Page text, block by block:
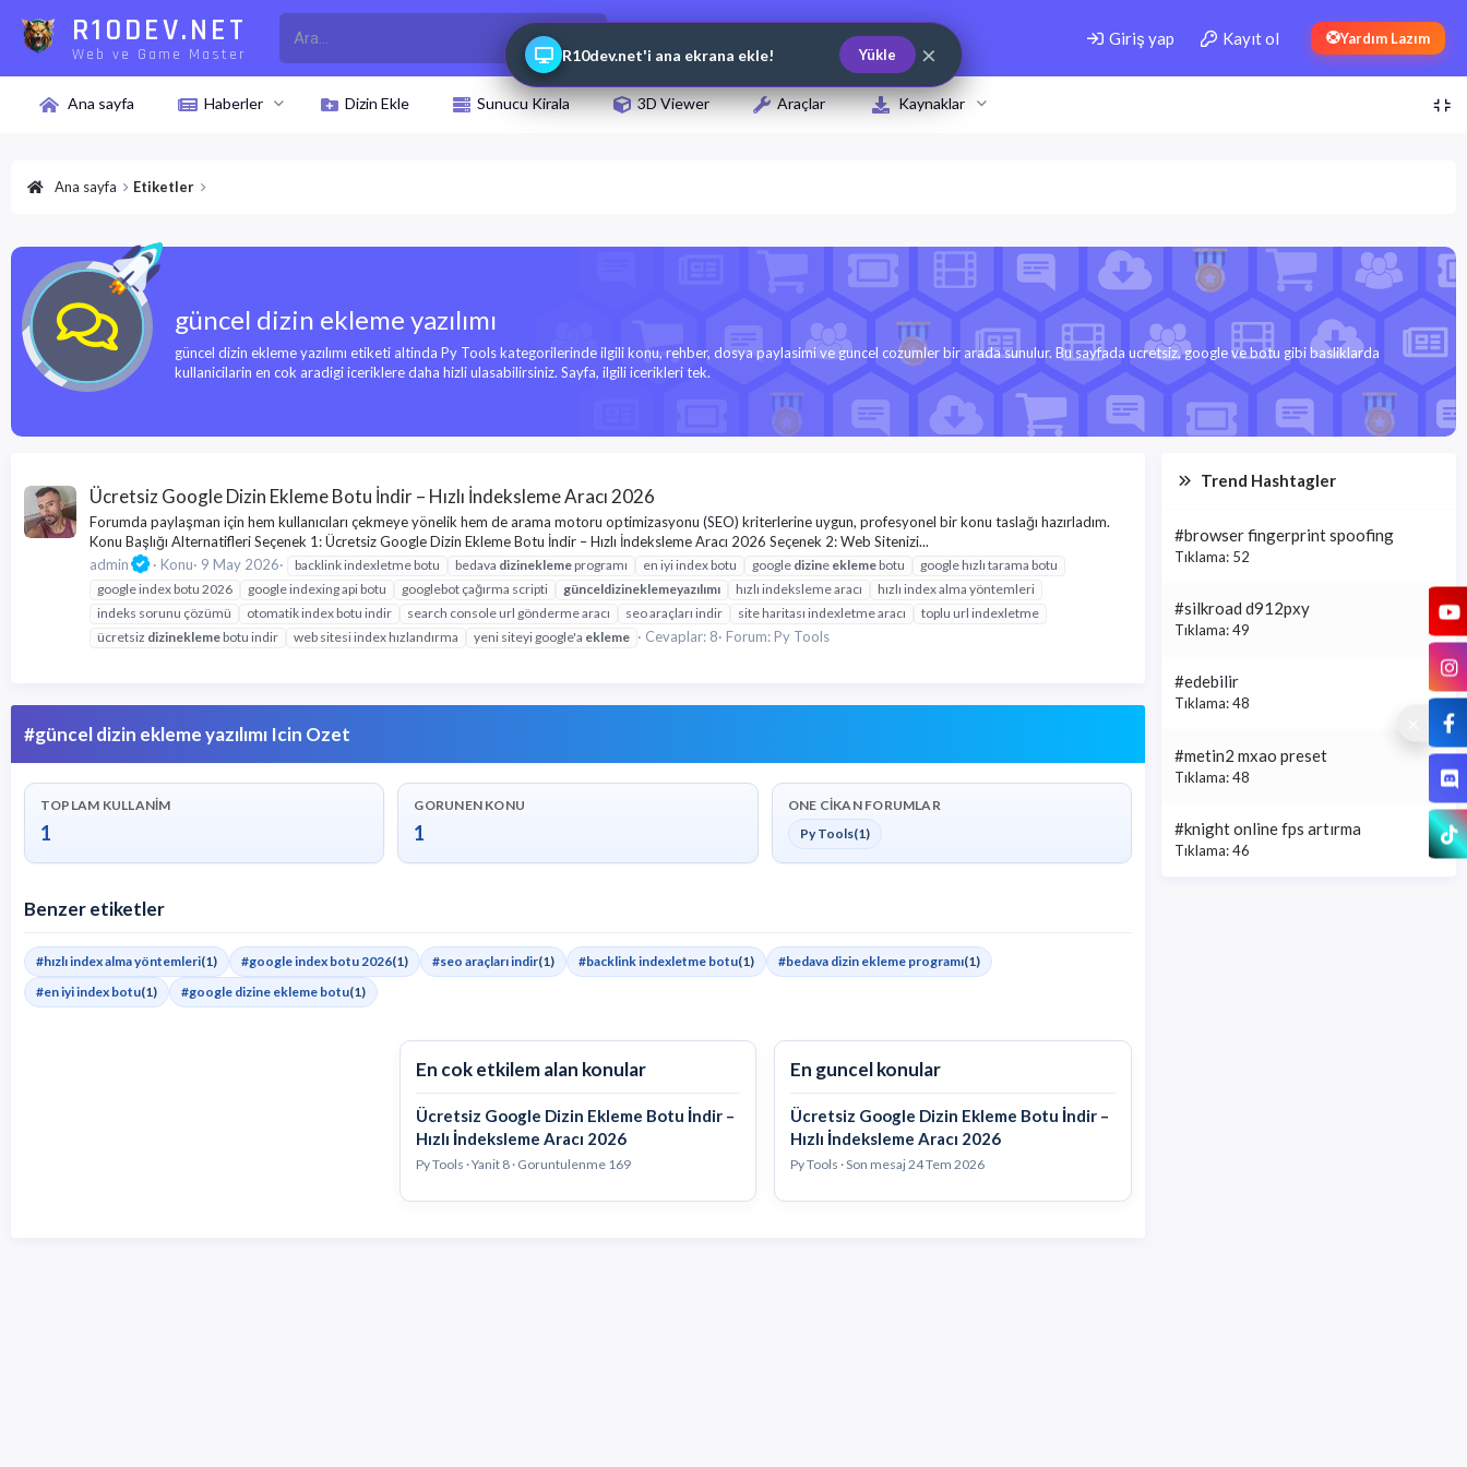
R10DEV.NET
Web ve Game Master
Giriş yap Kayıt ol Yardım Lazım
Ana sayfa Haberler Dizin Ekle Sunucu Kirala 3D Viewer Araçlar Kaynaklar
Ana sayfa Etiketler
güncel dizin ekleme yazılımı
güncel dizin ekleme yazılımı etiketi altinda Py Tools kategorilerinde ilgili konu, rehber, dosya paylasimi ve guncel cozumler bir arada sunulur. Bu sayfada ucretsiz, google ve botu gibi basliklarda
kullanicilarin en cok aradigi iceriklere daha hizli ulasabilirsiniz. Sayfa, ilgili icerikleri tek.
Ücretsiz Google Dizin Ekleme Botu İndir – Hızlı İndeksleme Aracı 2026
Forumda paylaşman için hem kullanıcıları çekmeye yönelik hem de arama motoru optimizasyonu (SEO) kriterlerine uygun, profesyonel bir konu taslağı hazırladım.
Konu Başlığı Alternatifleri Seçenek 1: Ücretsiz Google Dizin Ekleme Botu İndir – Hızlı İndeksleme Aracı 2026 Seçenek 2: Web Sitenizi...
admin
Konu 9 May 2026 backlink indexletme botu bedava dizineklemeprogramı en iyi index botu google dizine eklemebotu
google hızlı tarama botu
google index botu 2026
google indexing api botu googlebot çağırma scripti günceldizineklemeyazılımı hızlı indeksleme aracı
hızlı index alma yöntemleri
indeks sorunu çözümü
otomatik index botu indir search console url gönderme aracı seo araçları indir site haritası indexletme aracı
toplu url indexletme
ücretsiz dizineklemebotu indir web sitesi index hızlandırma yeni siteyi google'a ekleme Cevaplar: 8 Forum: Py Tools
#güncel dizin ekleme yazılımı Icin Ozet
TOPLAM KULLANIM
1
GORUNEN KONU
1
ONE CIKAN FORUMLAR
Py Tools(1)
Benzer etiketler
#hızlı index alma yöntemleri(1) #google index botu 2026(1) #seo araçları indir(1) #backlink indexletme botu(1) #bedava dizin ekleme programı(1)
#en iyi index botu(1) #google dizine ekleme botu(1)
En cok etkilem alan konular
Ücretsiz Google Dizin Ekleme Botu İndir –
Hızlı İndeksleme Aracı 2026
Py Tools · Yanit 8 · Goruntulenme 169
En guncel konular
Ücretsiz Google Dizin Ekleme Botu İndir –
Hızlı İndeksleme Aracı 2026
Py Tools · Son mesaj24 Tem 2026
Trend Hashtagler
#browser fingerprint spoofing
Tıklama: 52
#silkroad d912pxy
Tıklama: 49
#edebilir
Tıklama: 48
#metin2 mxao preset
Tıklama: 48
#knight online fps artırma
Tıklama: 46
R10dev.net'i ana ekrana ekle! Yükle ×